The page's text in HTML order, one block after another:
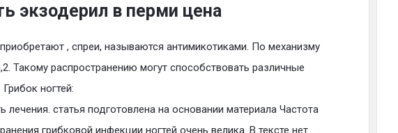
экзодерил в перми цена
, спреи, называются антимикотиками. По механизму
Такому распространению могут способствовать различные
ногтей:
лечения. статья подготовлена на основании материала Частота
грибковой инфекции ногтей очень велика. В тексте нет